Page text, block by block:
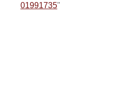
01991735"